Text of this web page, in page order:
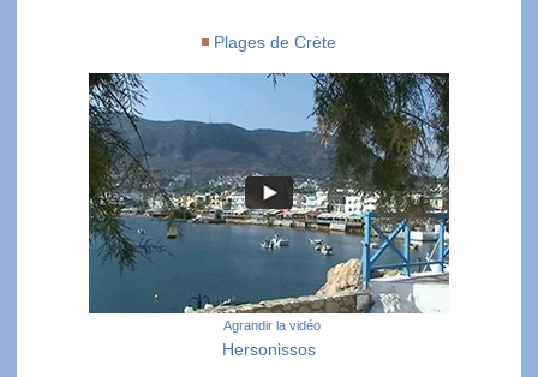
Plages de Crète
Agrandir la vidéo
Hersonissos